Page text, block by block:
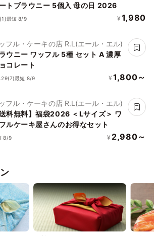
レートブラウニー 5個入 母の日 2026
(1)最短 8/9 ¥ 1,980
フル・ケーキの店 R.L(エール・エル)
ウニー ワッフル 5種 セット A 濃厚
コレート
(7)最短 8/9 ¥ 1,800～
フル・ケーキの店 R.L(エール・エル)
送料無料】福袋2026 ＜Lサイズ＞ ワ
ルケーキ屋さんのお得なセット
8/9 ¥ 2,980～